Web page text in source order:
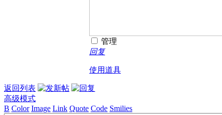
管理
回复
使用道具
返回列表
高级模式
B Color Image Link Quote Code Smilies